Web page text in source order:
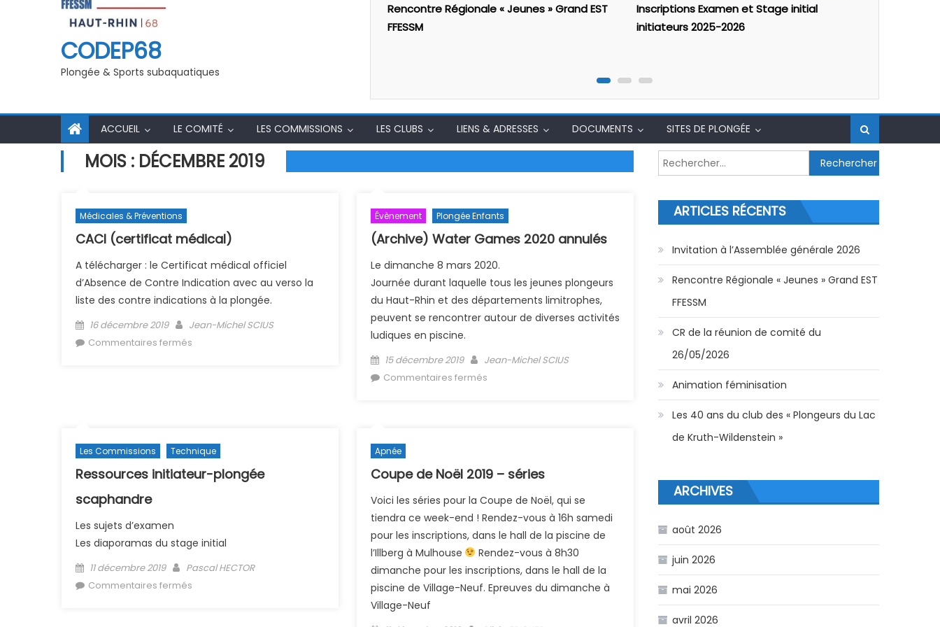
CODEP68
Plongée & Sports subaquatiques
secourisme 2025/26 Assemblé Générale 29/09/2025
Rencontre Régionale « Jeunes » Grand EST
FFESSM
Inscriptions Examen et Stage initial
initiateurs 2025-2026
ACCUEIL LE COMITÉ LES COMMISSIONS LES CLUBS LIENS & ADRESSES DOCUMENTS SITES DE PLONGÉE
MOIS : DÉCEMBRE 2019
Médicales & Préventions
CACI (certificat médical)
A télécharger : le Certificat médical officiel
d’Absence de Contre Indication avec au verso la
liste des contre indications à la plongée.
Posted on
16 décembre 2019 Author
Jean-Michel SCIUS
Commentaires fermés
Évènement Plongée Enfants
(Archive) Water Games 2020 annulés
Le dimanche 8 mars 2020.
Journée durant laquelle tous les jeunes plongeurs
du Haut-Rhin et des départements limitrophes,
peuvent se rencontrer autour de diverses activités
ludiques en piscine.
Posted on
15 décembre 2019 Author
Jean-Michel SCIUS
Commentaires fermés
Les Commissions Technique
Ressources initiateur-plongée
scaphandre
Les sujets d’examen
Les diaporamas du stage initial
Posted on
11 décembre 2019 Author
Pascal HECTOR
Commentaires fermés
Apnée
Coupe de Noël 2019 – séries
Voici les séries pour la Coupe de Noël, qui se
tiendra ce week-end ! Rendez-vous à 16h samedi
pour les inscriptions, dans le hall de la piscine de
l’Illberg à Mulhouse
Rendez-vous à 8h30
dimanche pour les inscriptions, dans le hall de la
piscine de Village-Neuf. Epreuves du dimanche à
Village-Neuf
Rechercher :
ARTICLES RÉCENTS
Invitation à l’Assemblée générale 2026
Rencontre Régionale « Jeunes » Grand EST
FFESSM
CR de la réunion de comité du
26/05/2026
Animation féminisation
Les 40 ans du club des « Plongeurs du Lac
de Kruth-Wildenstein »
ARCHIVES
août 2026
juin 2026
mai 2026
avril 2026